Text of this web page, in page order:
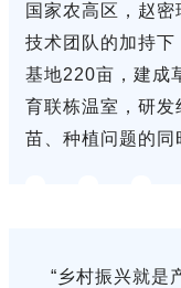
国家农高区，赵
技术团队的加持
基地220亩，建成
育联栋温室，研
苗、种植问题的同
“乡村振兴就是